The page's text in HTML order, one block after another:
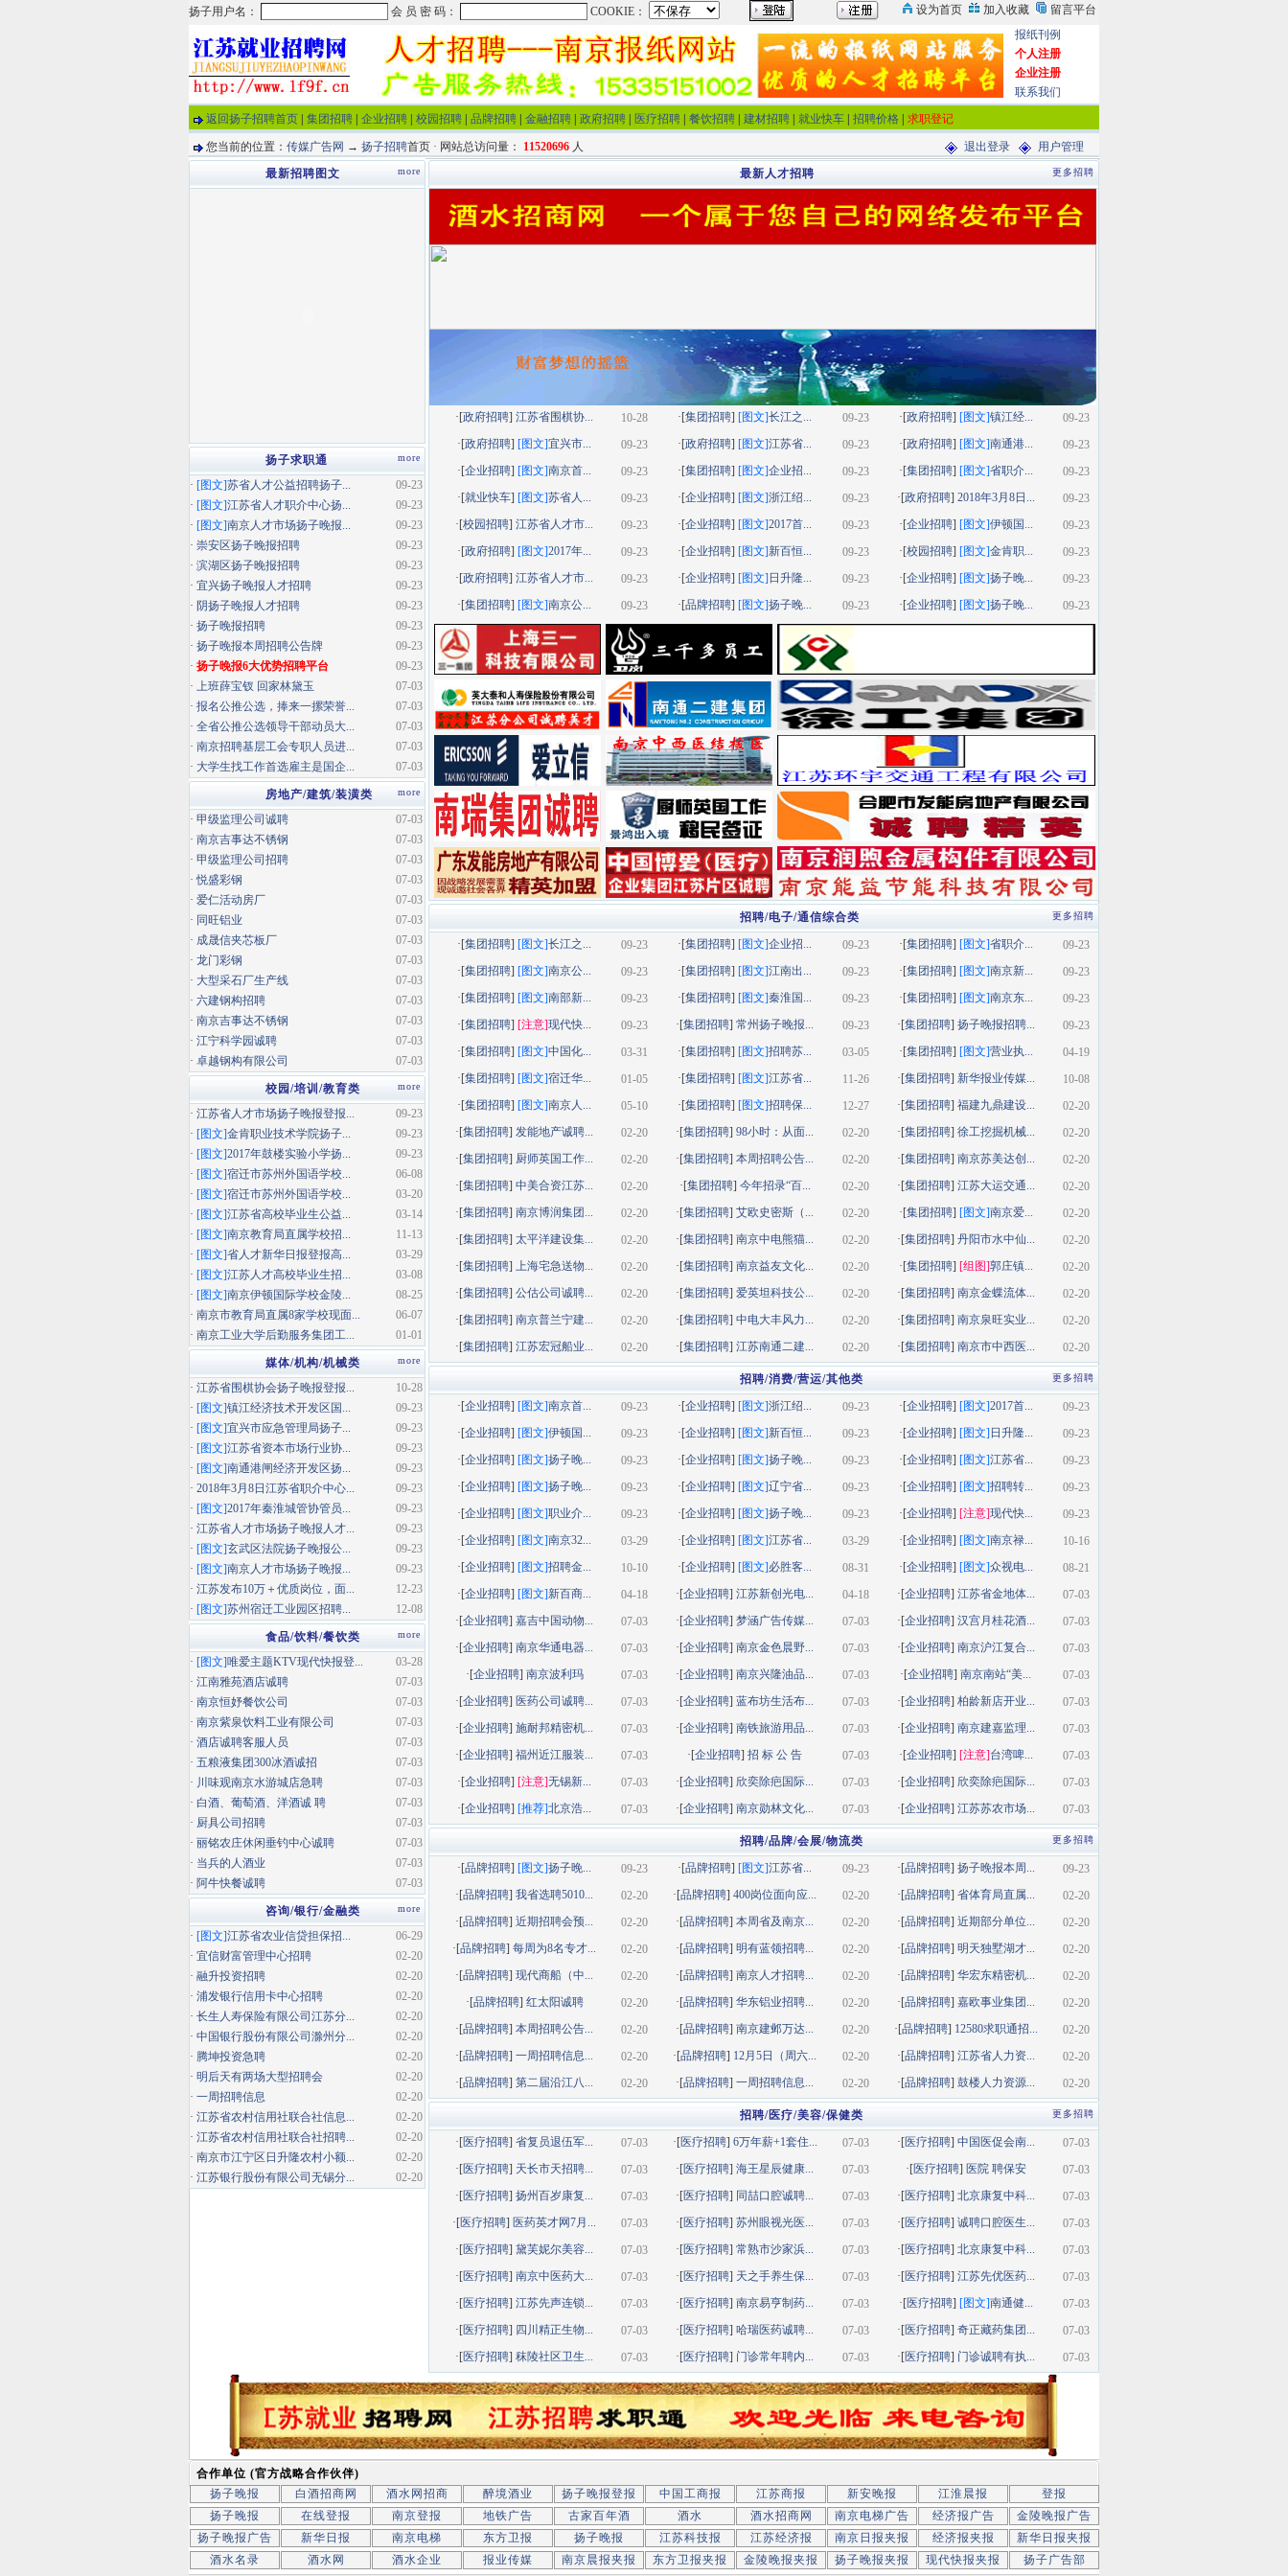
报纸刊例
个人注册
企业注册
联系我们
返回扬子招聘首页
集团招聘 企业招聘 校园招聘 品牌招聘 金融招聘 政府招聘 医疗招聘 餐饮招聘 建材招聘 就业快车 招聘价格 求职登记
您当前的位置： 传媒广告网 → 扬子招聘首页 · 网站总访问量： 11520696 人 退出登录 用户管理
更多招聘
最新人才招聘
10-28
·[政府招聘]江苏省围棋协... 09-23
·[集团招聘] [图文]长江之... 09-23
·[政府招聘] [图文]镇江经...
09-23
·[政府招聘] [图文]宜兴市... 09-23
·[政府招聘] [图文]江苏省... 09-23
·[政府招聘] [图文]南通港...
09-23
·[企业招聘] [图文]南京首... 09-23
·[集团招聘] [图文]企业招... 09-23
·[集团招聘] [图文]省职介...
09-23
·[就业快车] [图文]苏省人... 09-23
·[企业招聘] [图文]浙江绍... 09-23
·[政府招聘] 2018年3月8日...
09-23
·[校园招聘]江苏省人才市... 09-23
·[企业招聘] [图文]2017首... 09-23
·[企业招聘] [图文]伊顿国...
09-23
·[政府招聘] [图文]2017年... 09-23
·[企业招聘] [图文]新百恒... 09-23
·[校园招聘] [图文]金肯职...
09-23
·[政府招聘]江苏省人才市... 09-23
·[企业招聘] [图文] 日升隆... 09-23
·[企业招聘] [图文]扬子晚...
09-23
·[集团招聘] [图文]南京公... 09-23
·[品牌招聘] [图文]扬子晚... 09-23
·[企业招聘] [图文]扬子晚...
更多招聘
招聘/电子/通信综合类
09-23
·[集团招聘] [图文]长江之... 09-23
·[集团招聘] [图文]企业招... 09-23
·[集团招聘] [图文]省职介...
09-23
·[集团招聘] [图文]南京公... 09-23
·[集团招聘] [图文]江南出... 09-23
·[集团招聘] [图文]南京新...
09-23
·[集团招聘] [图文]南部新... 09-23
·[集团招聘] [图文]秦淮国... 09-23
·[集团招聘] [图文]南京东...
09-23
·[集团招聘] [注意]现代快... 09-23
·[集团招聘]常州扬子晚报... 09-23
·[集团招聘] 扬子晚报招聘...
03-31
·[集团招聘] [图文]中国化... 03-05
·[集团招聘] [图文]招聘苏... 04-19
·[集团招聘] [图文]营业执...
01-05
·[集团招聘] [图文]宿迁华... 11-26
·[集团招聘] [图文]江苏省... 10-08
·[集团招聘] 新华报业传媒...
05-10
·[集团招聘] [图文]南京人... 12-27
·[集团招聘] [图文]招聘保... 02-20
·[集团招聘] 福建九鼎建设...
02-20
·[集团招聘]发能地产诚聘... 02-20
·[集团招聘]98小时：从面... 02-20
·[集团招聘] 徐工挖掘机械...
02-20
·[集团招聘] 厨师英国工作... 02-20
·[集团招聘]本周招聘公告... 02-20
·[集团招聘] 南京苏美达创...
02-20
·[集团招聘]中美合资江苏... 02-20
·[集团招聘] 今年招录“百... 02-20
·[集团招聘] 江苏大运交通...
02-20
·[集团招聘]南京博润集团... 02-20
·[集团招聘]艾欧史密斯（... 02-20
·[集团招聘] [图文]南京爱...
02-20
·[集团招聘]太平洋建设集... 02-20
·[集团招聘]南京中电熊猫... 02-20
·[集团招聘] 丹阳市水中仙...
02-20
·[集团招聘]上海宅急送物... 02-20
·[集团招聘]南京益友文化... 02-20
·[集团招聘] [组图]郭庄镇...
02-20
·[集团招聘]公估公司诚聘... 02-20
·[集团招聘]爱英坦科技公... 02-20
·[集团招聘] 南京金蝶流体...
02-20
·[集团招聘]南京普兰宁建... 02-20
·[集团招聘]中电大丰风力... 02-20
·[集团招聘] 南京泉旺实业...
02-20
·[集团招聘]江苏宏冠船业... 02-20
·[集团招聘]江苏南通二建... 02-20
·[集团招聘] 南京市中西医...
更多招聘
招聘/消费/营运/其他类
09-23
·[企业招聘] [图文]南京首... 09-23
·[企业招聘] [图文]浙江绍... 09-23
·[企业招聘] [图文]2017首...
09-23
·[企业招聘] [图文]伊顿国... 09-23
·[企业招聘] [图文]新百恒... 09-23
·[企业招聘] [图文] 日升隆...
09-23
·[企业招聘] [图文]扬子晚... 09-23
·[企业招聘] [图文]扬子晚... 09-23
·[企业招聘] [图文]江苏省...
09-23
·[企业招聘] [图文]扬子晚... 09-23
·[企业招聘] [图文]辽宁省... 09-23
·[企业招聘] [图文]招聘转...
09-23
·[企业招聘] [图文]职业介... 09-23
·[企业招聘] [图文]扬子晚... 09-23
·[企业招聘] [注意]现代快...
03-29
·[企业招聘] [图文]南京32... 03-29
·[企业招聘] [图文]江苏省... 10-16
·[企业招聘] [图文]南京禄...
10-10
·[企业招聘] [图文]招聘金... 08-31
·[企业招聘] [图文]必胜客... 08-21
·[企业招聘] [图文]众视电...
04-18
·[企业招聘] [图文]新百商... 04-18
·[企业招聘]江苏新创光电... 07-03
·[企业招聘] 江苏省金地体...
07-03
·[企业招聘]嘉吉中国动物... 07-03
·[企业招聘]梦涵广告传媒... 07-03
·[企业招聘] 汉宫月桂花酒...
07-03
·[企业招聘]南京华通电器... 07-03
·[企业招聘]南京金色晨野... 07-03
·[企业招聘] 南京沪江复合...
07-03
·[企业招聘] 南京波利玛 07-03
·[企业招聘]南京兴隆油品... 07-03
·[企业招聘]南京南站“美...
07-03
·[企业招聘] 医药公司诚聘... 07-03
·[企业招聘]蓝布坊生活布... 07-03
·[企业招聘] 柏龄新店开业...
07-03
·[企业招聘]施耐邦精密机... 07-03
·[企业招聘]南铁旅游用品... 07-03
·[企业招聘] 南京建嘉监理...
07-03
·[企业招聘]福州近江服装... 07-03
·[企业招聘]招 标 公 告 07-03
·[企业招聘] [注意]台湾啤...
07-03
·[企业招聘] [注意]无锡新... 07-03
·[企业招聘] 欣奕除疤国际... 07-03
·[企业招聘] 欣奕除疤国际...
07-03
·[企业招聘] [推荐]北京浩... 07-03
·[企业招聘]南京勋林文化... 07-03
·[企业招聘] 江苏苏农市场...
更多招聘
招聘/品牌/会展/物流类
09-23
·[品牌招聘] [图文]扬子晚... 09-23
·[品牌招聘] [图文]江苏省... 09-23
·[品牌招聘] 扬子晚报本周...
02-20
·[品牌招聘]我省选聘5010... 02-20
·[品牌招聘]400岗位面向应... 02-20
·[品牌招聘] 省体育局直属...
02-20
·[品牌招聘]近期招聘会预... 02-20
·[品牌招聘]本周省及南京... 02-20
·[品牌招聘] 近期部分单位...
02-20
·[品牌招聘]每周为8名专才... 02-20
·[品牌招聘]明有蓝领招聘... 02-20
·[品牌招聘] 明天独墅湖才...
02-20
·[品牌招聘]现代商船（中... 02-20
·[品牌招聘]南京人才招聘... 02-20
·[品牌招聘] 华宏东精密机...
02-20
·[品牌招聘] 红太阳诚聘 02-20
·[品牌招聘]华东铝业招聘... 02-20
·[品牌招聘] 嘉欧事业集团...
02-20
·[品牌招聘]本周招聘公告... 02-20
·[品牌招聘]南京建邺万达... 02-20
·[品牌招聘] 12580求职通招...
02-20
·[品牌招聘]一周招聘信息... 02-20
·[品牌招聘] 12月5日（周六... 02-20
·[品牌招聘] 江苏省人力资...
02-20
·[品牌招聘]第二届沿江八... 02-20
·[品牌招聘]一周招聘信息... 02-20
·[品牌招聘] 鼓楼人力资源...
更多招聘
招聘/医疗/美容/保健类
07-03
·[医疗招聘]省复员退伍军... 07-03
·[医疗招聘] 6万年薪+1套住... 07-03
·[医疗招聘] 中国医促会南...
07-03
·[医疗招聘] 天长市天招聘... 07-03
·[医疗招聘]海王星辰健康... 07-03
·[医疗招聘] 医院 聘保安
07-03
·[医疗招聘]扬州百岁康复... 07-03
·[医疗招聘] 同喆口腔诚聘... 07-03
·[医疗招聘] 北京康复中科...
07-03
·[医疗招聘] 医药英才网7月... 07-03
·[医疗招聘]苏州眼视光医... 07-03
·[医疗招聘] 诚聘口腔医生...
07-03
·[医疗招聘]黛芙妮尔美容... 07-03
·[医疗招聘]常熟市沙家浜... 07-03
·[医疗招聘] 北京康复中科...
07-03
·[医疗招聘]南京中医药大... 07-03
·[医疗招聘] 天之手养生保... 07-03
·[医疗招聘] 江苏先优医药...
07-03
·[医疗招聘]江苏先声连锁... 07-03
·[医疗招聘]南京易亨制药... 07-03
·[医疗招聘] [图文]南通健...
07-03
·[医疗招聘] 四川精正生物... 07-03
·[医疗招聘]哈瑞医药诚聘... 07-03
·[医疗招聘] 奇正藏药集团...
07-03
·[医疗招聘]秣陵社区卫生... 07-03
·[医疗招聘] 门诊常年聘内... 07-03
·[医疗招聘] 门诊诚聘有执...
more
最新招聘图文
more
扬子求职通
09-23
· [图文]苏省人才公益招聘扬子...
09-23
· [图文]江苏省人才职介中心扬...
09-23
· [图文]南京人才市场扬子晚报...
09-23
· 崇安区扬子晚报招聘
09-23
· 滨湖区扬子晚报招聘
09-23
· 宜兴扬子晚报人才招聘
09-23
· 阴扬子晚报人才招聘
09-23
· 扬子晚报招聘
09-23
· 扬子晚报本周招聘公告牌
09-23
· 扬子晚报6大优势招聘平台
07-03
· 上班薛宝钗 回家林黛玉
07-03
· 报名公推公选，捧来一摞荣誉...
07-03
· 全省公推公选领导干部动员大...
07-03
· 南京招聘基层工会专职人员进...
07-03
· 大学生找工作首选雇主是国企...
more
房地产/建筑/装潢类
07-03
· 甲级监理公司诚聘
07-03
· 南京吉事达不锈钢
07-03
· 甲级监理公司招聘
07-03
·悦盛彩钢
07-03
· 爱仁活动房厂
07-03
· 同旺铝业
07-03
· 成晟信夹芯板厂
07-03
· 龙门彩钢
07-03
· 大型采石厂生产线
07-03
· 六建钢构招聘
07-03
· 南京吉事达不锈钢
07-03
· 江宁科学园诚聘
07-03
· 卓越钢构有限公司
more
校园/培训/教育类
09-23
· 江苏省人才市场扬子晚报登报...
09-23
· [图文]金肯职业技术学院扬子...
09-23
· [图文]2017年鼓楼实验小学扬...
06-08
· [图文]宿迁市苏州外国语学校...
03-20
· [图文]宿迁市苏州外国语学校...
03-14
· [图文]江苏省高校毕业生公益...
11-13
· [图文]南京教育局直属学校招...
03-29
· [图文]省人才新华日报登报高...
03-08
· [图文]江苏人才高校毕业生招...
08-25
· [图文]南京伊顿国际学校金陵...
06-07
· 南京市教育局直属8家学校现面...
01-01
· 南京工业大学后勤服务集团工...
more
媒体/机构/机械类
10-28
· 江苏省围棋协会扬子晚报登报...
09-23
· [图文]镇江经济技术开发区国...
09-23
· [图文]宜兴市应急管理局扬子...
09-23
· [图文]江苏省资本市场行业协...
09-23
· [图文]南通港闸经济开发区扬...
09-23
· 2018年3月8日江苏省职介中心...
09-23
· [图文]2017年秦淮城管协管员...
09-23
· 江苏省人才市场扬子晚报人才...
09-23
· [图文]玄武区法院扬子晚报公...
09-23
· [图文]南京人才市场扬子晚报...
12-23
· 江苏发布10万＋优质岗位，面...
12-08
· [图文]苏州宿迁工业园区招聘...
more
食品/饮料/餐饮类
03-28
· [图文]唯爱主题KTV现代快报登...
07-03
· 江南雅苑酒店诚聘
07-03
· 南京恒妤餐饮公司
07-03
· 南京紫泉饮料工业有限公司
07-03
· 酒店诚聘客服人员
07-03
· 五粮液集团300冰酒诚招
07-03
· 川味观南京水游城店急聘
07-03
· 白酒、葡萄酒、洋酒诚 聘
07-03
· 厨具公司招聘
07-03
· 丽铭农庄休闲垂钓中心诚聘
07-03
· 当兵的人酒业
07-03
· 阿牛快餐诚聘
more
咨询/银行/金融类
06-29
· [图文]江苏省农业信贷担保招...
02-20
· 宜信财富管理中心招聘
02-20
· 融升投资招聘
02-20
· 浦发银行信用卡中心招聘
02-20
· 长生人寿保险有限公司江苏分...
02-20
· 中国银行股份有限公司滁州分...
02-20
· 腾坤投资急聘
02-20
· 明后天有两场大型招聘会
02-20
· 一周招聘信息
02-20
· 江苏省农村信用社联合社信息...
02-20
· 江苏省农村信用社联合社招聘...
02-20
· 南京市江宁区日升隆农村小额...
02-20
· 江苏银行股份有限公司无锡分...
合作单位 (官方战略合作伙伴)
扬子晚报
白酒招商网 酒水网招商 醉境酒业 扬子晚报登报 中国工商报 江苏商报 新安晚报 江淮晨报
登报
扬子晚报
在线登报 南京登报 地铁广告 古家百年酒 酒水 酒水招商网 南京电梯广告 经济报广告
金陵晚报广告
扬子晚报广告
新华日报 南京电梯 东方卫报 扬子晚报 江苏科技报 江苏经济报 南京日报夹报 经济报夹报
新华日报夹报
酒水名录
酒水网 酒水企业 报业传媒 南京晨报夹报 东方卫报夹报 金陵晚报夹报 扬子晚报夹报 现代快报夹报 扬子广告部